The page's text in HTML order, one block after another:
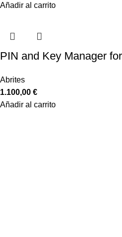
Añadir al carrito
PIN and Key Manager
Abrites
1.100,00 €
Añadir al carrito